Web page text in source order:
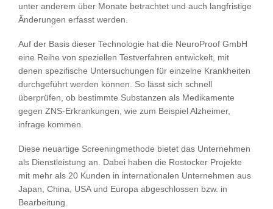
unter anderem über Monate betrachtet und auch langfristige
Änderungen erfasst werden.
Auf der Basis dieser Technologie hat die NeuroProof GmbH
eine Reihe von speziellen Testverfahren entwickelt, mit
denen spezifische Untersuchungen für einzelne Krankheiten
durchgeführt werden können. So lässt sich schnell
überprüfen, ob bestimmte Substanzen als Medikamente
gegen ZNS-Erkrankungen, wie zum Beispiel Alzheimer,
infrage kommen.
Diese neuartige Screeningmethode bietet das Unternehmen
als Dienstleistung an. Dabei haben die Rostocker Projekte
mit mehr als 20 Kunden in internationalen Unternehmen aus
Japan, China, USA und Europa abgeschlossen bzw. in
Bearbeitung.